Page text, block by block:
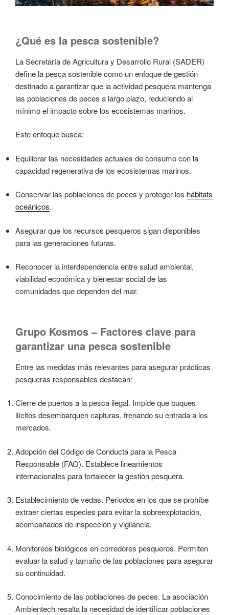
¿Qué es la pesca sostenible?
La Secretaría de Agricultura y Desarrollo Rural (SADER)
define la pesca sostenible como un enfoque de gestión
destinado a garantizar que la actividad pesquera mantenga
las poblaciones de peces a largo plazo, reduciendo al
mínimo el impacto sobre los ecosistemas marinos.
Este enfoque busca:
Equilibrar las necesidades actuales de consumo con la
capacidad regenerativa de los ecosistemas marinos.
Conservar las poblaciones de peces y proteger los hábitats
oceánicos.
Asegurar que los recursos pesqueros sigan disponibles
para las generaciones futuras.
Reconocer la interdependencia entre salud ambiental,
viabilidad económica y bienestar social de las
comunidades que dependen del mar.
Grupo Kosmos – Factores clave para
garantizar una pesca sostenible
Entre las medidas más relevantes para asegurar prácticas
pesqueras responsables destacan:
Cierre de puertos a la pesca ilegal. Impide que buques
ilícitos desembarquen capturas, frenando su entrada a los
mercados.
Adopción del Código de Conducta para la Pesca
Responsable (FAO). Establece lineamientos
internacionales para fortalecer la gestión pesquera.
Establecimiento de vedas. Periodos en los que se prohíbe
extraer ciertas especies para evitar la sobreexplotación,
acompañados de inspección y vigilancia.
Monitoreos biológicos en corredores pesqueros. Permiten
evaluar la salud y tamaño de las poblaciones para asegurar
su continuidad.
Conocimiento de las poblaciones de peces. La asociación
Ambientech resalta la necesidad de identificar poblaciones